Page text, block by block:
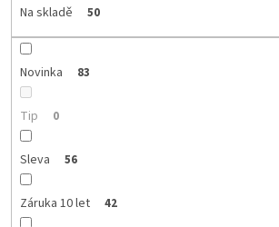
ů
Na skladě 50
Novinka 83
Tip 0
Sleva 56
Záruka 10 let 42